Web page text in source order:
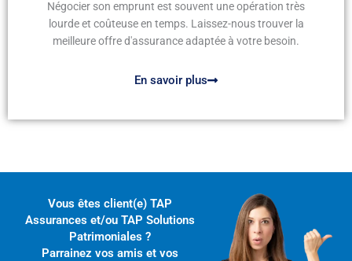
Négocier son emprunt est souvent une opération très
lourde et coûteuse en temps. Laissez-nous trouver la
meilleure offre d'assurance adaptée à votre besoin.
En savoir plus
Vous êtes client(e) TAP
Assurances et/ou TAP Solutions
Patrimoniales ?
Parrainez vos amis et vos